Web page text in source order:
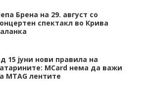
Брена на 29. август со
спектакл во Крива
15 јуни нови правила на
MCard нема да важи
MTAG лентите